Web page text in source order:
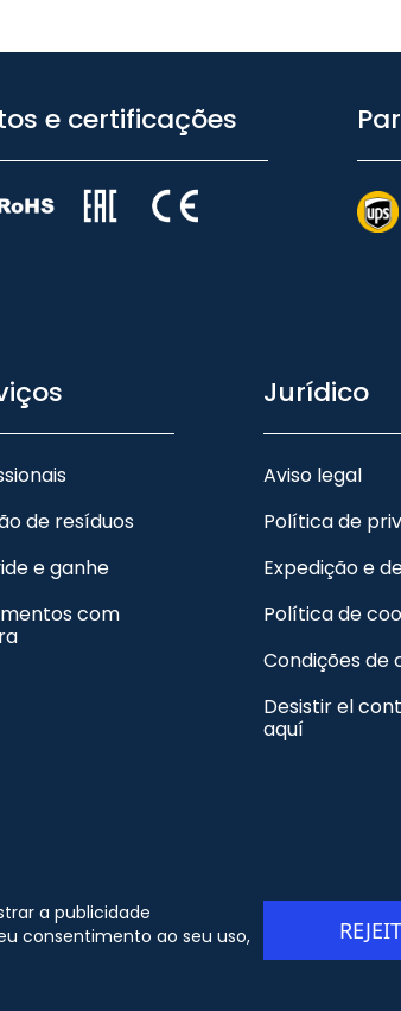
e certificações
de resíduos
e ganhe
com
Jurídico
Aviso legal
Política de
Expedição e
Política de
Condições de
Desistir el
aquí
a publicidade
consentimento ao seu uso,
- CIF B10982650 - Todos os direitos